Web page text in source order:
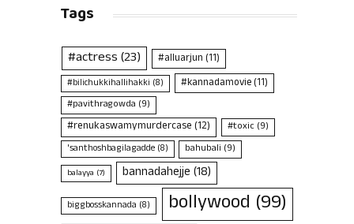
Tags
#actress(23) #alluarjun(11)
#bilichukkihallihakki (8) #kannadamovie(11)
#pavithragowda (9)
#renukaswamymurdercase(12) #toxic(9)
'santhoshbagilagadde (8) bahubali (9)
balayya (7) bannadahejje(18)
biggbosskannada (8) bollywood (99)